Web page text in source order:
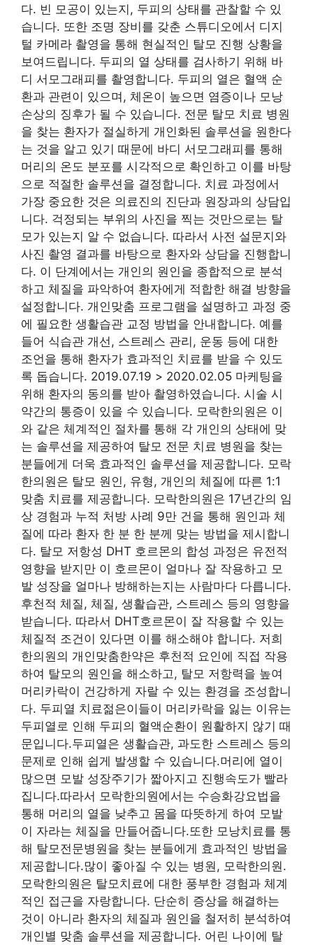
다. 빈 모공이 있는지, 두피의 상태를 관찰할 수 있
습니다. 또한 조명 장비를 갖춘 스튜디오에서 디지
털 카메라 촬영을 통해 현실적인 탈모 진행 상황을
보여드립니다. 두피의 열 상태를 검사하기 위해 바
디 서모그래피를 촬영합니다. 두피의 열은 혈액 순
환과 관련이 있으며, 체온이 높으면 염증이나 모낭
손상의 징후가 될 수 있습니다. 전문 탈모 치료 병원
을 찾는 환자가 절실하게 개인화된 솔루션을 원한다
는 것을 알고 있기 때문에 바디 서모그래피를 통해
머리의 온도 분포를 시각적으로 확인하고 이를 바탕
으로 적절한 솔루션을 결정합니다. 치료 과정에서
가장 중요한 것은 의료진의 진단과 원장과의 상담입
니다. 걱정되는 부위의 사진을 찍는 것만으로는 탈
모가 있는지 알 수 없습니다. 따라서 사전 설문지와
사진 촬영 결과를 바탕으로 환자와 상담을 진행합니
다. 이 단계에서는 개인의 원인을 종합적으로 분석
하고 체질을 파악하여 환자에게 적합한 해결 방향을
설정합니다. 개인맞춤 프로그램을 설명하고 과정 중
에 필요한 생활습관 교정 방법을 안내합니다. 예를
들어 식습관 개선, 스트레스 관리, 운동 등에 대한
조언을 통해 환자가 효과적인 치료를 받을 수 있도
록 돕습니다. 2019.07.19 > 2020.02.05 마케팅을
위해 환자의 동의를 받아 촬영하였습니다. 시술 시
약간의 통증이 있을 수 있습니다. 모락한의원은 이
와 같은 체계적인 절차를 통해 각 개인의 상태에 맞
는 솔루션을 제공하여 탈모 전문 치료 병원을 찾는
분들에게 더욱 효과적인 솔루션을 제공합니다. 모락
한의원은 탈모 원인, 유형, 개인의 체질에 따른 1:1
맞춤 치료를 제공합니다. 모락한의원은 17년간의 임
상 경험과 누적 처방 사례 9만 건을 통해 원인과 체
질에 따라 환자 한 분 한 분께 맞는 방법을 제시합니
다. 탈모 저항성 DHT 호르몬의 합성 과정은 유전적
영향을 받지만 이 호르몬이 얼마나 잘 작용하고 모
발 성장을 얼마나 방해하는지는 사람마다 다릅니다.
후천적 체질, 체질, 생활습관, 스트레스 등의 영향을
받습니다. 따라서 DHT호르몬이 잘 작용할 수 있는
체질적 조건이 있다면 이를 해소해야 합니다. 저희
한의원의 개인맞춤한약은 후천적 요인에 직접 작용
하여 탈모의 원인을 해소하고, 탈모 저항력을 높여
머리카락이 건강하게 자랄 수 있는 환경을 조성합니
다. 두피열 치료젊은이들이 머리카락을 잃는 이유는
두피열로 인해 두피의 혈액순환이 원활하지 않기 때
문입니다.두피열은 생활습관, 과도한 스트레스 등의
문제로 인해 쉽게 발생할 수 있습니다.머리에 열이
많으면 모발 성장주기가 짧아지고 진행속도가 빨라
집니다.따라서 모락한의원에서는 수승화강요법을
통해 머리의 열을 낮추고 몸을 따뜻하게 하여 모발
이 자라는 체질을 만들어줍니다.또한 모낭치료를 통
해 탈모전문병원을 찾는 분들에게 효과적인 방법을
제공합니다.많이 좋아질 수 있는 병원, 모락한의원.
모락한의원은 탈모치료에 대한 풍부한 경험과 체계
적인 접근을 자랑합니다. 단순히 증상을 해결하는
것이 아니라 환자의 체질과 원인을 철저히 분석하여
개인별 맞춤 솔루션을 제공합니다. 어린 나이에 탈